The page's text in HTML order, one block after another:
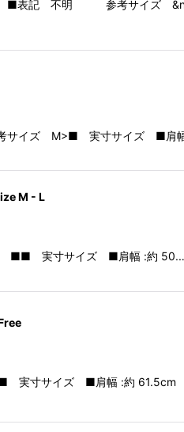
■表記 不明 参考サイズ
サイズ M>■ 実寸サイズ ■肩
M - L
■■ 実寸サイズ ■肩幅 :約
実寸サイズ ■肩幅 :約